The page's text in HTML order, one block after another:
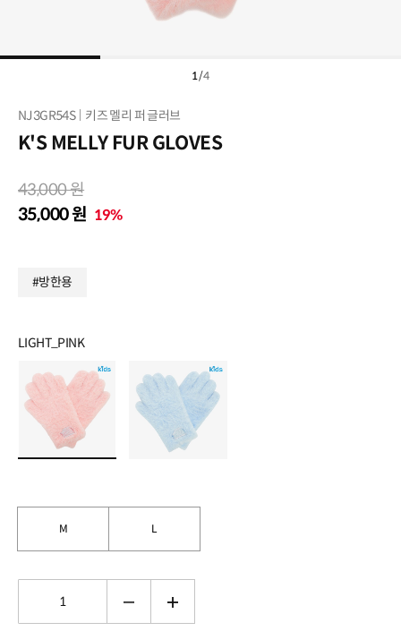
1/4
NJ3GR54S 키즈 멜리 퍼 글러브
K'S MELLY FUR GLOVES
#방한용
43,000 원
35,000 원 19%
LIGHT_PINK
M L